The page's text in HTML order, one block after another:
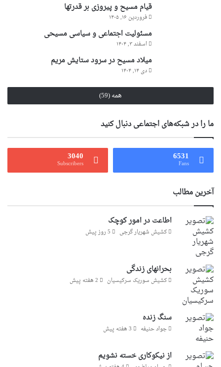
قیام مسیح و پیروزی بر قدرتها
فروردین ۱۶, ۱۴۰۵
مسئولیت اجتماعی و سیاسی مسیحی
اسفند ۳, ۱۴۰۴
میلاد مسیح در سرود ستایش مریم
دی ۱۴, ۱۴۰۴
همه (59)
ما را در شبکه‌های اجتماعی دنبال کنید
6531
Fans
3040
Subscribers
آخرین مطالب
اطاعت در امور کوچک
کشیش شهریار گرجى 5 روز پیش
بحرانهای زندگی
کشیش سوریک سرکیسیان 2 هفته پیش
سنگ زنده
جواد حنیفه 3 هفته پیش
از نیکوکاری خسته نشویم